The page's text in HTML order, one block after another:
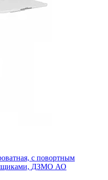
с повортным
ДЗМО АО